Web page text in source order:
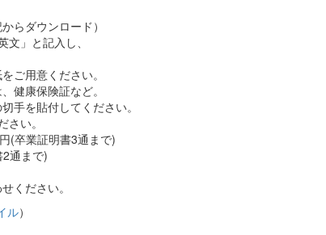
らダウンロード）
」と記入し、
ご用意ください。
健康保険証など。
手を貼付してください。
い。
(卒業証明書3通まで)
通まで)
ください。
ル）